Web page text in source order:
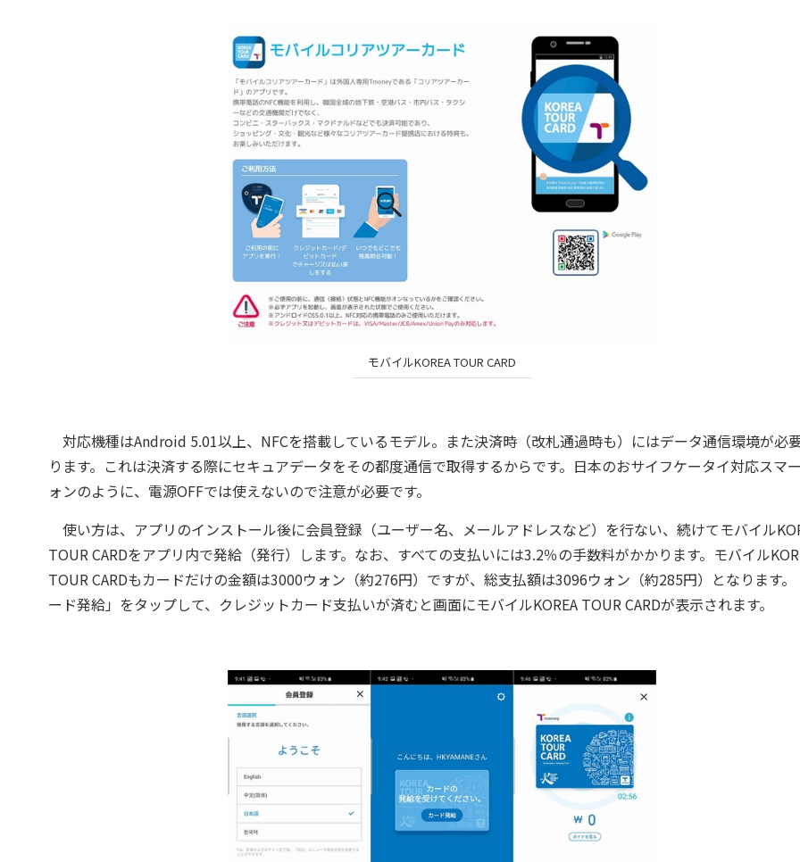
モバイルKOREA TOUR CARD
対応機種はAndroid 5.01以上、NFCを搭載しているモデル。また決済時（改札通過時も）にはデータ通信環境が必
ります。これは決済する際にセキュアデータをその都度通信で取得するからです。日本のおサイフケータイ対応スマ
ォンのように、電源OFFでは使えないので注意が必要です。
使い方は、アプリのインストール後に会員登録（ユーザー名、メールアドレスなど）を行ない、続けてモバイル
TOUR CARDをアプリ内で発給（発行）します。なお、すべての支払いには3.2％の手数料がかかります。モバイル
TOUR CARDもカードだけの金額は3000ウォン（約276円）ですが、総支払額は3096ウォン（約285円）となります。
ード発給」をタップして、クレジットカード支払いが済むと画面にモバイルKOREA TOUR CARDが表示されます。